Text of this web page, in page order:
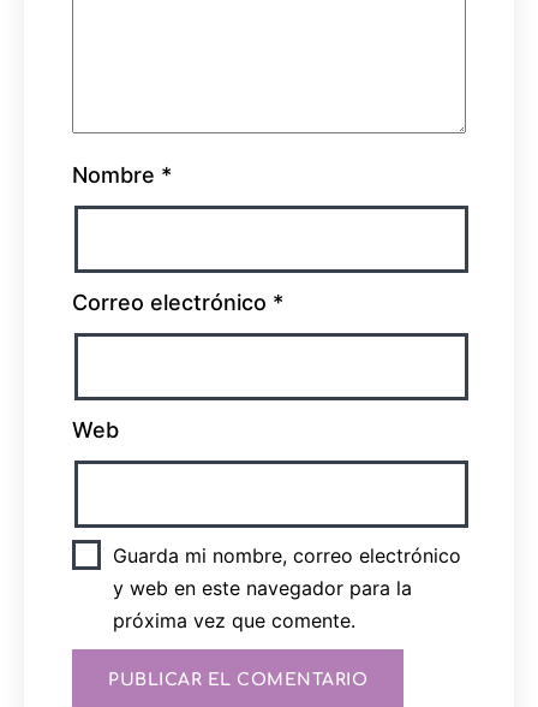
Nombre *
Correo electrónico *
Web
Guarda mi nombre, correo electrónico
y web en este navegador para la
próxima vez que comente.